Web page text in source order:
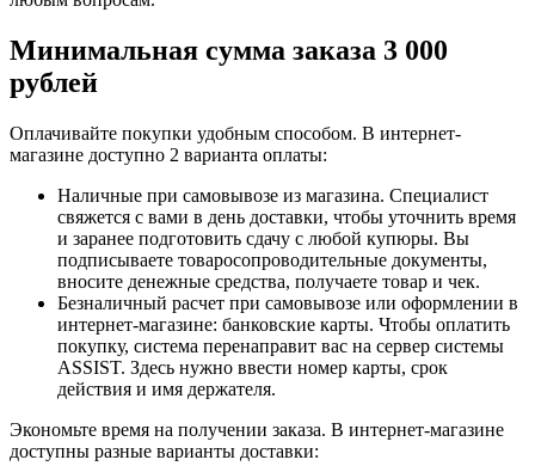
Минимальная сумма заказа 3 000
рублей
Оплачивайте покупки удобным способом. В интернет-
магазине доступно 2 варианта оплаты:
Наличные при самовывозе из магазина. Специалист
свяжется с вами в день доставки, чтобы уточнить время
и заранее подготовить сдачу с любой купюры. Вы
подписываете товаросопроводительные документы,
вносите денежные средства, получаете товар и чек.
Безналичный расчет при самовывозе или оформлении в
интернет-магазине: банковские карты. Чтобы оплатить
покупку, система перенаправит вас на сервер системы
ASSIST. Здесь нужно ввести номер карты, срок
действия и имя держателя.
Экономьте время на получении заказа. В интернет-магазине
доступны разные варианты доставки: